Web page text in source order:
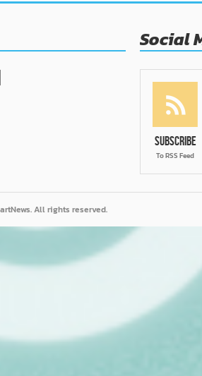
Social
Subscribe
To RSS Feed
All rights reserved.